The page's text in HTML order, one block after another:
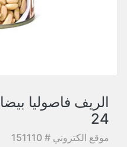
24
موقع الكتروني # 151110